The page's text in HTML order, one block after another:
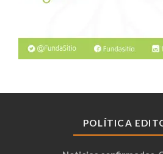
POLÍTICA